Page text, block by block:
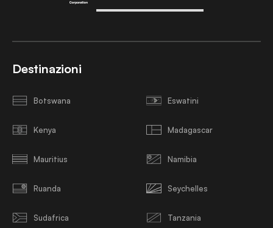
Destinazioni
Botswana Eswatini
Kenya Madagascar
Mauritius Namibia
Ruanda Seychelles
Sudafrica Tanzania